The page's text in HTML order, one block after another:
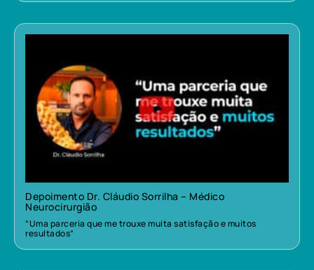
Depoimento Dr. Cláudio Sorrilha – Médico
Neurocirurgião
“Uma parceria que me trouxe muita satisfação e muitos
resultados”